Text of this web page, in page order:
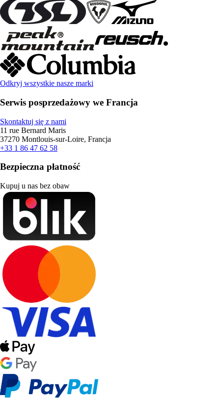
Odkryj wszystkie nasze marki
Serwis posprzedażowy we Francja
Skontaktuj się z nami
11 rue Bernard Maris
37270 Montlouis-sur-Loire, Francja
+33 1 86 47 62 58
Bezpieczna płatność
Kupuj u nas bez obaw